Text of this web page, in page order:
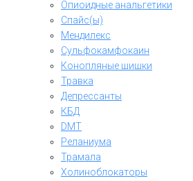
Опиоидные анальгетики
Спайс(ы)
Мендилекс
Сульфокамфокаин
Конопляные шишки
Травка
Депрессанты
КБД
DMT
Реланиума
Трамала
Холиноблокаторы